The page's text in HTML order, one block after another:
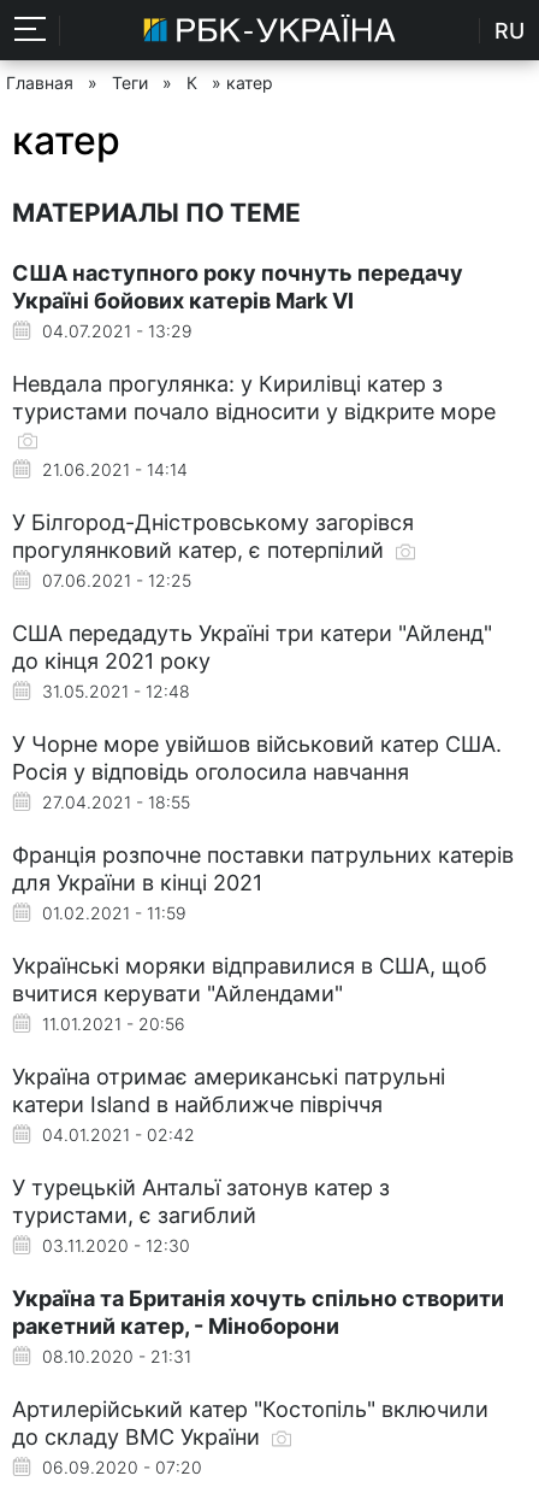
RU
Главная » Теги » К » катер
катер
МАТЕРИАЛЫ ПО ТЕМЕ
США наступного року почнуть передачу
Україні бойових катерів Mark VI
04.07.2021 - 13:29
Невдала прогулянка: у Кирилівці катер з
туристами почало відносити у відкрите море
21.06.2021 - 14:14
У Білгород-Дністровському загорівся
прогулянковий катер, є потерпілий
07.06.2021 - 12:25
США передадуть Україні три катери "Айленд"
до кінця 2021 року
31.05.2021 - 12:48
У Чорне море увійшов військовий катер США.
Росія у відповідь оголосила навчання
27.04.2021 - 18:55
Франція розпочне поставки патрульних катерів
для України в кінці 2021
01.02.2021 - 11:59
Українські моряки відправилися в США, щоб
вчитися керувати "Айлендами"
11.01.2021 - 20:56
Україна отримає американські патрульні
катери Island в найближче півріччя
04.01.2021 - 02:42
У турецькій Антальї затонув катер з
туристами, є загиблий
03.11.2020 - 12:30
Україна та Британія хочуть спільно створити
ракетний катер, - Міноборони
08.10.2020 - 21:31
Артилерійський катер "Костопіль" включили
до складу ВМС України
06.09.2020 - 07:20